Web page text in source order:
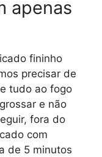
apenas
fininho
precisar de
tudo ao fogo
e não
fora do
com
de 5 minutos